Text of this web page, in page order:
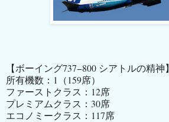
【ボーイング737−800 シアトルの精神】
所有機数： 1 （159席）
ファーストクラス： 12席
プレミアムクラス： 30席
エコノミークラス： 117席